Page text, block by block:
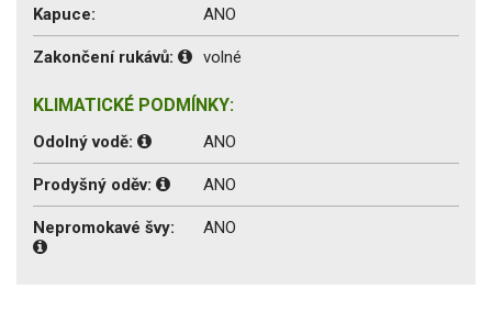
Kapuce: ANO
Zakončení rukávů: volné
KLIMATICKÉ PODMÍNKY:
Odolný vodě: ANO
Prodyšný oděv: ANO
Nepromokavé švy: ANO